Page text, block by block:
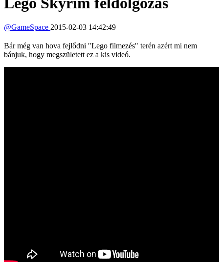
@GameSpace 2015-02-03 14:42:49
Bár még van hova fejlődni "Lego filmezés" terén azért mi nem
bánjuk, hogy megszületett ez a kis videó.